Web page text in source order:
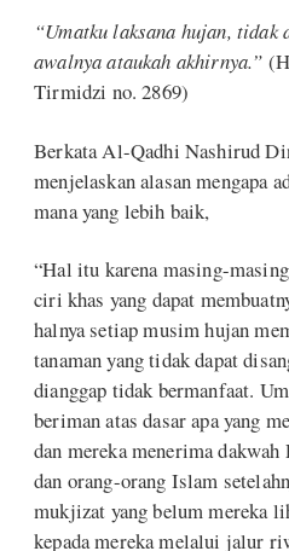
“Umatku laksana hujan,
awalnya ataukah akhirnya.”
Tirmidzi no. 2869)
Berkata Al-Qadhi Nashirud
menjelaskan alasan mengapa
mana yang lebih baik,
“Hal itu karena masing-
ciri khas yang dapat
halnya setiap musim hujan
tanaman yang tidak dapat
dianggap tidak bermanfaat.
beriman atas dasar apa yang
dan mereka menerima dakwah
dan orang-orang Islam
mukjizat yang belum mereka
kepada mereka melalui jalur